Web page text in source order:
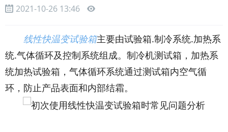
2021-10-26 13:46
线性快温变试验箱主要由试验箱.制冷系统.加热系
统.气体循环及控制系统组成。制冷机测试箱，加热系
统加热试验箱，气体循环系统通过测试箱内空气循
环，防止产品表面和内部结霜。